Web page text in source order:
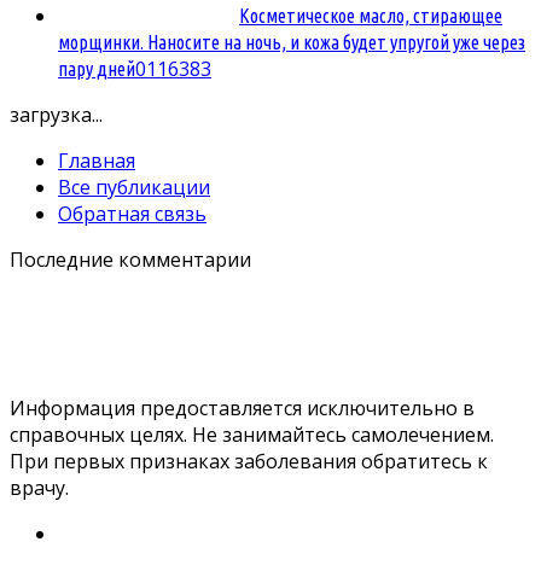
Косметическое масло, стирающее
морщинки. Наносите на ночь, и кожа будет упругой уже через
пару дней0116383
загрузка...
Главная
Все публикации
Обратная связь
Последние комментарии
Информация предоставляется исключительно в
справочных целях. Не занимайтесь самолечением.
При первых признаках заболевания обратитесь к
врачу.